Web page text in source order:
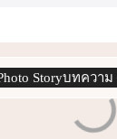
Storyบทความ